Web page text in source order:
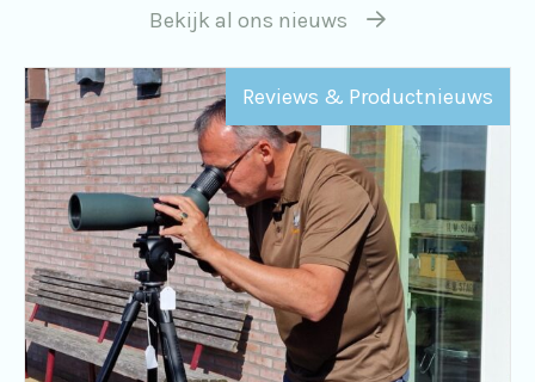
Bekijk al ons nieuws
Reviews & Productnieuws